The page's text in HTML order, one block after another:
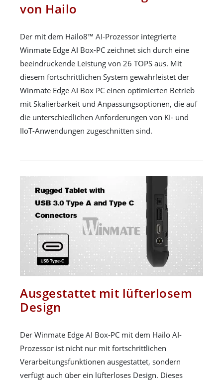
von Hailo
Der mit dem Hailo8™ AI-Prozessor integrierte
Winmate Edge AI Box-PC zeichnet sich durch eine
beeindruckende Leistung von 26 TOPS aus. Mit
diesem fortschrittlichen System gewährleistet der
Winmate Edge AI Box PC einen optimierten Betrieb
mit Skalierbarkeit und Anpassungsoptionen, die auf
die unterschiedlichen Anforderungen von KI- und
IIoT-Anwendungen zugeschnitten sind.
Ausgestattet mit lüfterlosem
Design
Der Winmate Edge AI Box-PC mit dem Hailo AI-
Prozessor ist nicht nur mit fortschrittlichen
Verarbeitungsfunktionen ausgestattet, sondern
verfügt auch über ein lüfterloses Design. Dieses